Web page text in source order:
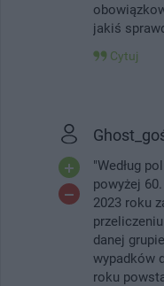
jakiś
Cytuj
"Według
powyżej
2023 roku
danej
wypadków
roku